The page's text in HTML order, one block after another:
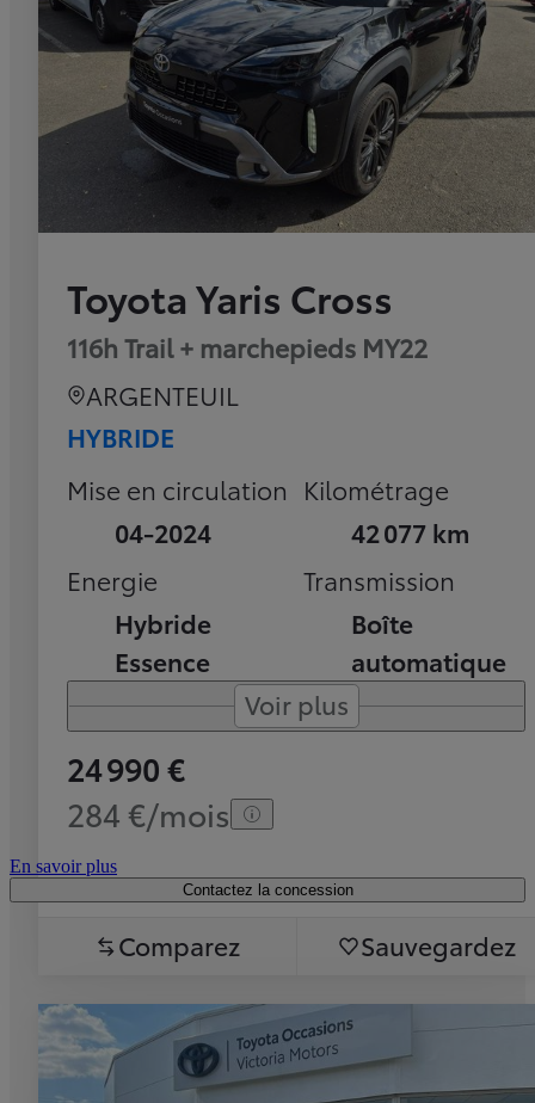
Toyota Yaris Cross
116h Trail + marchepieds MY22
ARGENTEUIL
HYBRIDE
Mise en circulation
04-2024
Kilométrage
42 077 km
Energie
Hybride
Essence
Transmission
Boîte
automatique
Voir plus
24 990 €
284 €/mois
En savoir plus
Contactez la concession
Comparez Sauvegardez